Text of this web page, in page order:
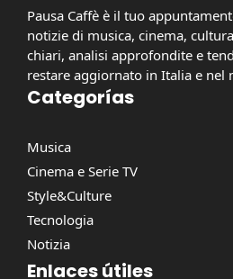
Pausa Caffè è il tuo
notizie di musica, cinema,
chiari, analisi approfondite e
restare aggiornato in Italia e nel
Categorías
Musica
Cinema e Serie TV
Style&Culture
Tecnologia
Notizia
Enlaces útiles